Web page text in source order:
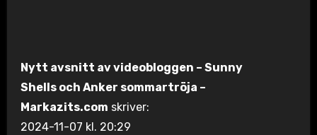
Nytt avsnitt av videobloggen – Sunny
Shells och Anker sommartröja –
Markazits.com skriver:
2024-11-07 kl. 20:29